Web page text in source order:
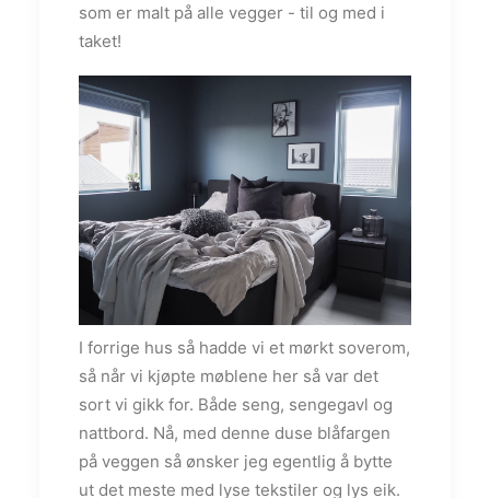
som er malt på alle vegger - til og med i
taket!
I forrige hus så hadde vi et mørkt soverom,
så når vi kjøpte møblene her så var det
sort vi gikk for. Både seng, sengegavl og
nattbord. Nå, med denne duse blåfargen
på veggen så ønsker jeg egentlig å bytte
ut det meste med lyse tekstiler og lys eik.